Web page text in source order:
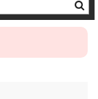
검
색